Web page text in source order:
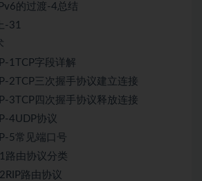
的过渡-4总结
-31
1TCP字段详解
2TCP三次握手协议建立连接
3TCP四次握手协议释放连接
4UDP协议
5常见端口号
路由协议分类
路由协议